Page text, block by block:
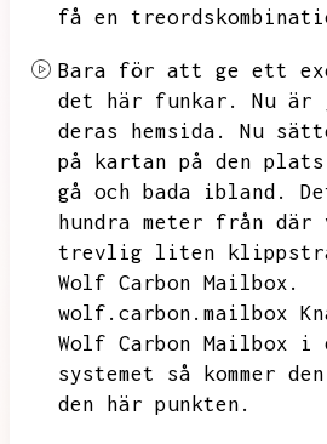
få en
Bara för att ge ett
det här funkar.
Nu är
deras hemsida.
Nu
på kartan på den
gå och bada ibland.
hundra meter från
trevlig liten
Wolf Carbon Mailbox.
wolf.carbon.mailbox
Wolf Carbon Mailbox i
systemet så kommer
den här punkten.